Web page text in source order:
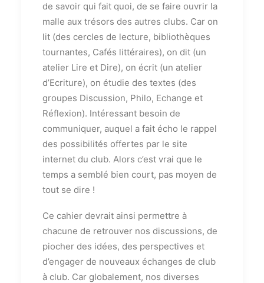
de savoir qui fait quoi, de se faire ouvrir la
malle aux trésors des autres clubs. Car on
lit (des cercles de lecture, bibliothèques
tournantes, Cafés littéraires), on dit (un
atelier Lire et Dire), on écrit (un atelier
d’Ecriture), on étudie des textes (des
groupes Discussion, Philo, Echange et
Réflexion). Intéressant besoin de
communiquer, auquel a fait écho le rappel
des possibilités offertes par le site
internet du club. Alors c’est vrai que le
temps a semblé bien court, pas moyen de
tout se dire !
Ce cahier devrait ainsi permettre à
chacune de retrouver nos discussions, de
piocher des idées, des perspectives et
d’engager de nouveaux échanges de club
à club. Car globalement, nos diverses